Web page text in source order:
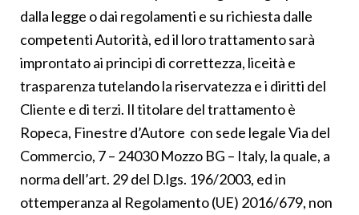
dalla legge o dai regolamenti e su richiesta dalle
competenti Autorità, ed il loro trattamento sarà
improntato ai principi di correttezza, liceità e
trasparenza tutelando la riservatezza e i diritti del
Cliente e di terzi. Il titolare del trattamento è
Ropeca, Finestre d’Autore con sede legale Via del
Commercio, 7 – 24030 Mozzo BG – Italy, la quale, a
norma dell’art. 29 del D.lgs. 196/2003, ed in
ottemperanza al Regolamento (UE) 2016/679, non